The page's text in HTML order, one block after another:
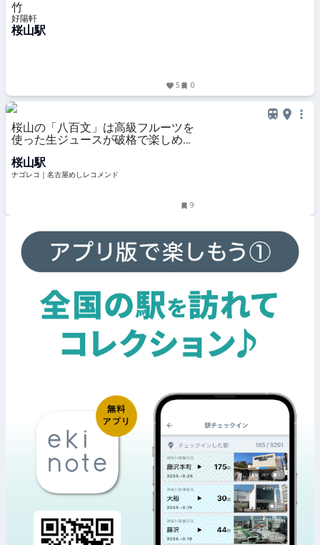
竹
好陽軒
桜山駅
5 0
桜山の「八百文」は高級フルーツを
使った生ジュースが破格で楽しめる
桜山駅
ナゴレコ｜名古屋めしレコメンド
9